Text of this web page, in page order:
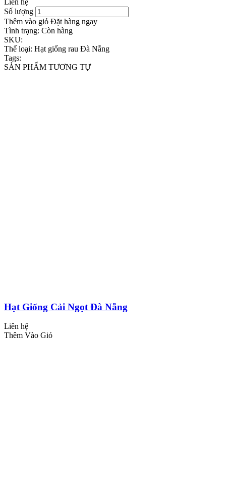
Số lượng
Thêm vào giỏ Đặt hàng ngay
Tình trạng: Còn hàng
SKU:
Thể loại: Hạt giống rau Đà Nẵng
Tags:
SẢN PHẨM TƯƠNG TỰ
Hạt Giống Cải Ngọt Đà Nẵng
Liên hệ
Thêm Vào Giỏ